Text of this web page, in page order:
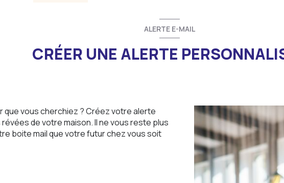
ALERTE E-MAIL
CRÉER UNE ALERTE
que vous cherchiez ? Créez votre alerte
de votre maison. Il ne vous reste plus
boite mail que votre futur chez vous soit